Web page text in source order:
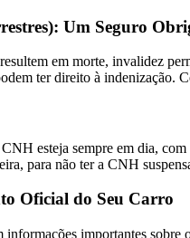
Um Seguro
em morte, invalidez
ter direito à indenização.
esteja sempre em dia,
para não ter a CNH
Oficial do Seu Carro
importantes